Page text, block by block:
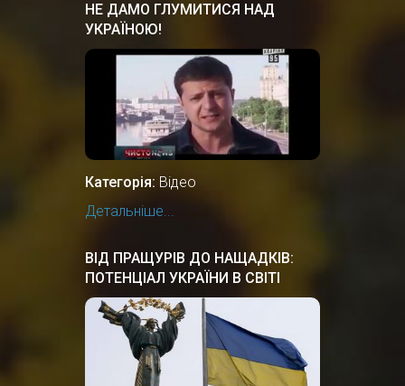
НЕ ДАМО ГЛУМИТИСЯ НАД
УКРАЇНОЮ!
Категорія: Відео
Детальніше...
ВІД ПРАЩУРІВ ДО НАЩАДКІВ:
ПОТЕНЦІАЛ УКРАЇНИ В СВІТІ